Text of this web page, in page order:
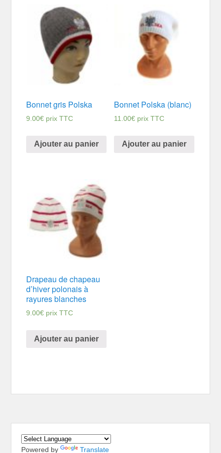
Bonnet gris Polska
9.00€ prix TTC
Ajouter au panier
Bonnet Polska (blanc)
11.00€ prix TTC
Ajouter au panier
Drapeau de chapeau
d’hiver polonais à
rayures blanches
9.00€ prix TTC
Ajouter au panier
Powered by Translate